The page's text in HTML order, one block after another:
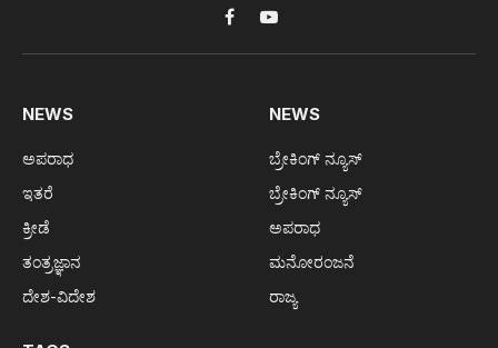
FacebookYouTube
NEWS
ಅಪರಾಧ
ಇತರೆ
ಕ್ರೀಡೆ
ತಂತ್ರಜ್ಞಾನ
ದೇಶ-ವಿದೇಶ
NEWS
ಬ್ರೇಕಿಂಗ್ ನ್ಯೂಸ್
ಬ್ರೇಕಿಂಗ್ ನ್ಯೂಸ್
ಅಪರಾಧ
ಮನೋರಂಜನೆ
ರಾಜ್ಯ